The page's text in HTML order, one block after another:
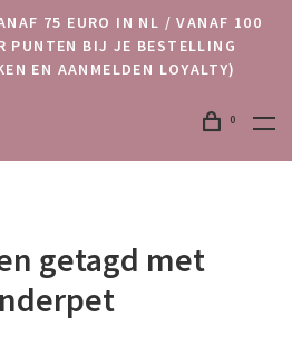
75 EURO IN NL / VANAF 100
PUNTEN BIJ JE BESTELLING
EN AANMELDEN LOYALTY)
0
getagd met